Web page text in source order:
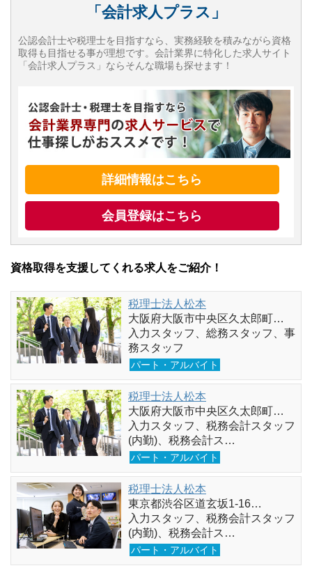
「会計求人プラス」
公認会計士や税理士を目指すなら、実務経験を積みながら資格
取得も目指せる事が理想です。会計業界に特化した求人サイト
「会計求人プラス」ならそんな職場も探せます！
詳細情報はこちら
会員登録はこちら
資格取得を支援してくれる求人をご紹介！
税理士法人松本
大阪府大阪市中央区久太郎町…
入力スタッフ、総務スタッフ、事
務スタッフ
パート・アルバイト
税理士法人松本
大阪府大阪市中央区久太郎町…
入力スタッフ、税務会計スタッフ
(内勤)、税務会計ス…
パート・アルバイト
税理士法人松本
東京都渋谷区道玄坂1-16…
入力スタッフ、税務会計スタッフ
(内勤)、税務会計ス…
パート・アルバイト